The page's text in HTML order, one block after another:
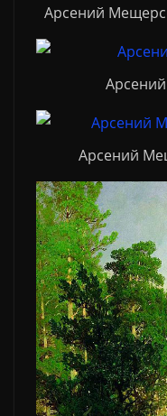
Арсений
Арсений